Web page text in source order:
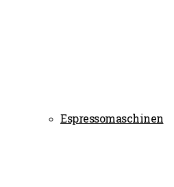
Espressomaschinen